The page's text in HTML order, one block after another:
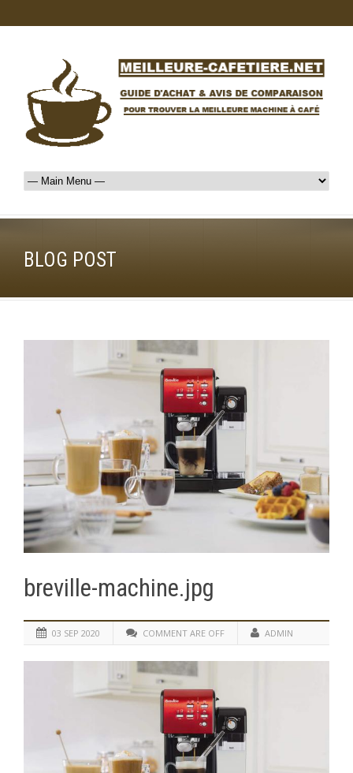
BLOG POST
breville-machine.jpg
03 SEP 2020 COMMENT ARE OFF ADMIN